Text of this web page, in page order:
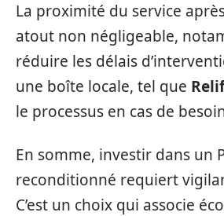
La proximité du service
atout non négligeable,
réduire les délais
une boîte locale, tel que
le processus en cas de
En somme, investir dans un
reconditionné requiert
C’est un choix qui associe